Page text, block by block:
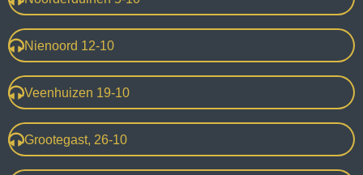
Nienoord 12-10
Veenhuizen 19-10
Grootegast, 26-10